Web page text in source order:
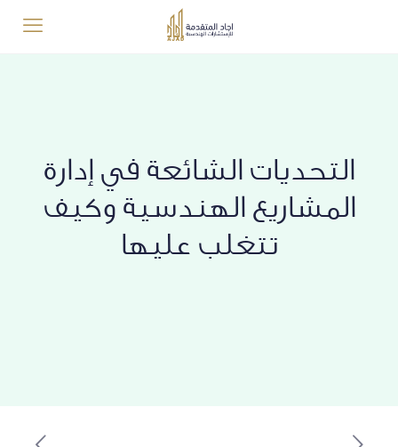
التحديات الشائعة في إدارة
المشاريع الهندسية وكيف
تتغلب عليها